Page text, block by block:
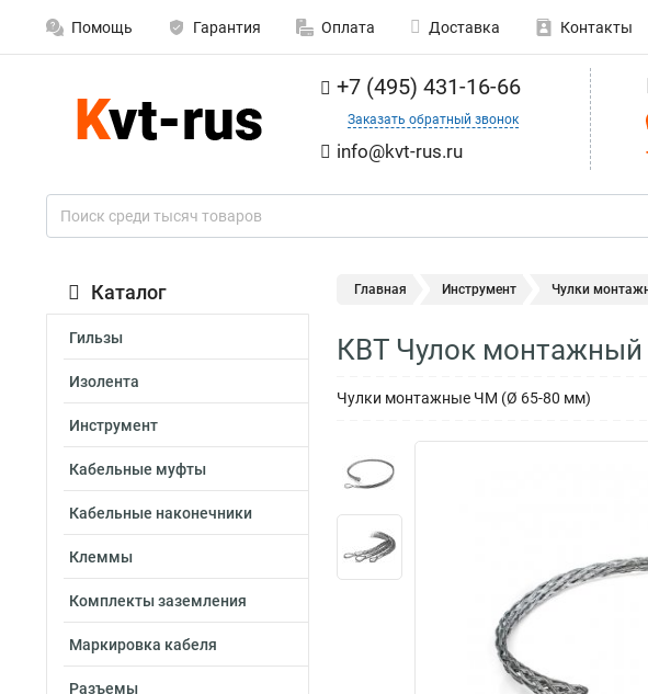
Помощь Гарантия Оплата Доставка Контакты
+7 (495) 431-16-66
Заказать обратный звонок
info@kvt-rus.ru
Каталог
Гильзы
Изолента
Инструмент
Кабельные муфты
Кабельные наконечники
Клеммы
Комплекты заземления
Маркировка кабеля
Разъемы
Главная Инструмент Чулки
КВТ Чулок
Чулки монтажные ЧМ (Ø 65-80 мм)